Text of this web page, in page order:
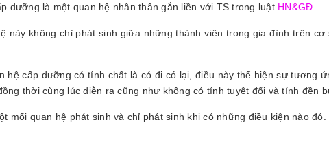
dưỡng là một quan hệ nhân thân gắn liền với TS trong luậtHN&GĐ
này không chỉ phát sinh giữa những thành viên trong gia đình trên
hệ cấp dưỡng có tính chất là có đi có lại, điều này thể hiện sự tương
thời cùng lúc diễn ra cũng như không có tính tuyệt đối và tính đền
mối quan hệ phát sinh và chỉ phát sinh khi có những điều kiện nào đó.